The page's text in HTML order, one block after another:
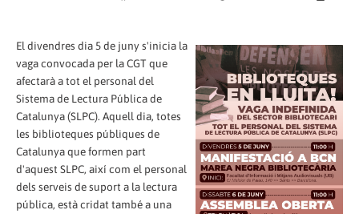
El divendres dia 5 de juny s'inicia la
vaga convocada per la CGT que
afectarà a tot el personal del
Sistema de Lectura Pública de
Catalunya (SLPC). Aquell dia, totes
les biblioteques públiques de
Catalunya que formen part
d'aquest SLPC, així com el personal
dels serveis de suport a la lectura
pública, està cridat també a una